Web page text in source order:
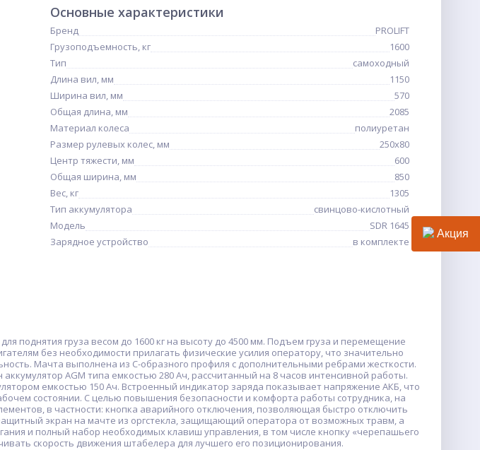
Основные характеристики
Бренд
PROLIFT
Грузоподъемность, кг
1600
Тип
самоходный
Длина вил, мм
1150
Ширина вил, мм
570
Общая длина, мм
2085
Материал колеса
полиуретан
Размер рулевых колес, мм
250x80
Центр тяжести, мм
600
Общая ширина, мм
850
Вес, кг
1305
Тип аккумулятора
свинцово-кислотный
Модель
SDR 1645
Зарядное устройство
в комплекте
поднятия груза весом до 1600 кг на высоту до 4500 мм. Подъем груза и перемещение
без необходимости прилагать физические усилия оператору, что значительно
Мачта выполнена из С-образного профиля с дополнительными ребрами жесткости.
аккумулятор AGM типа емкостью 280 Ач, рассчитанный на 8 часов интенсивной работы.
емкостью 150 Ач. Встроенный индикатор заряда показывает напряжение АКБ, что
состоянии. С целью повышения безопасности и комфорта работы сотрудника, на
в частности: кнопка аварийного отключения, позволяющая быстро отключить
экран на мачте из оргстекла, защищающий оператора от возможных травм, а
и полный набор необходимых клавиш управления, в том числе кнопку «черепашьего
скорость движения штабелера для лучшего его позиционирования.
Акция